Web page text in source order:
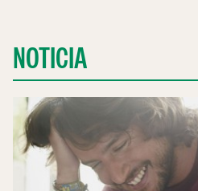
NOTICIA